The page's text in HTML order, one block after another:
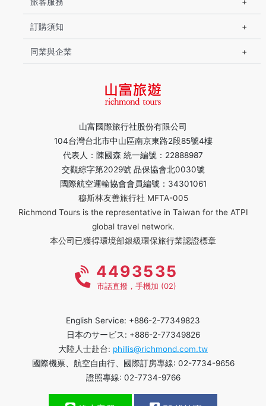
山富國際旅行社股份有限公司
104台灣台北市中山區南京東路2段85號4樓
代表人：陳國森 統一編號：22888987
交觀綜字第2029號 品保協會北0030號
國際航空運輸協會會員編號：34301061
穆斯林友善旅行社 MFTA-005
Richmond Tours is the representative in Taiwan for the ATPI
global travel network.
本公司已獲得環境部銀級環保旅行業認證標章
訂購須知
同業與企業
4493535
市話直撥，手機加 (02)
English Service: +886-2-77349823
日本のサービス: +886-2-77349826
大陸人士赴台: phillis@richmond.com.tw
國際機票、航空自由行、國際訂房專線: 02-7734-9656
證照專線: 02-7734-9766